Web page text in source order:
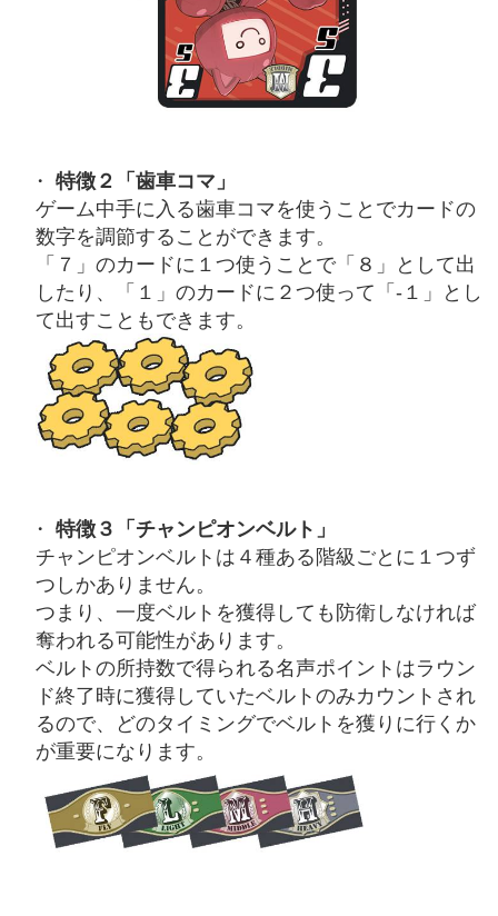
特徴２「歯車コマ」
ゲーム中手に入る歯車コマを使うことでカードの
数字を調節することができます。
「７」のカードに１つ使うことで「８」として出
したり、「１」のカードに２つ使って「-１」とし
て出すこともできます。
特徴３「チャンピオンベルト」
チャンピオンベルトは４種ある階級ごとに１つず
つしかありません。
つまり、一度ベルトを獲得しても防衛しなければ
奪われる可能性があります。
ベルトの所持数で得られる名声ポイントはラウン
ド終了時に獲得していたベルトのみカウントされ
るので、どのタイミングでベルトを獲りに行くか
が重要になります。